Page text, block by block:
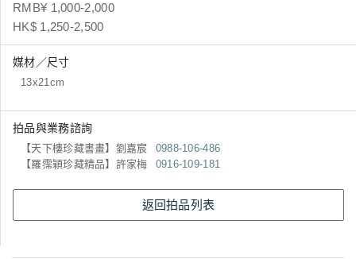
RMB¥ 1,000-2,000
HK$ 1,250-2,500
媒材／尺寸
13x21cm
拍品與業務諮詢
【天下樓珍藏書畫】劉嘉宸
0988-106-486
【羅霈穎珍藏精品】許家梅
0916-109-181
返回拍品列表